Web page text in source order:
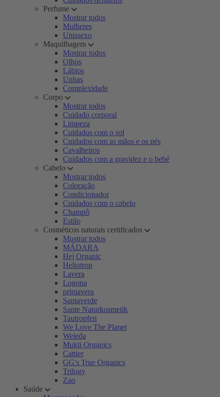
Perfume
Mostrar todos
Mulheres
Unissexo
Maquilhagem
Mostrar todos
Olhos
Lábios
Unhas
Complexidade
Corpo
Mostrar todos
Cuidado corporal
Limpeza
Cuidados com o sol
Cuidados com as mãos e os pés
Cavalheiros
Cuidados com a gravidez e o bebé
Cabelo
Mostrar todos
Coloração
Condicionador
Cuidados com o cabelo
Champô
Estilo
Cosméticos naturais certificados
Mostrar todos
MÁDARA
Hej Organic
Heliotrop
Lavera
Logona
primavera
Santaverde
Sante Naturkosmetik
Tautropfen
We Love The Planet
Weleda
Mukti Organics
Cattier
GG's True Organics
Trilogy
Zao
Saúde